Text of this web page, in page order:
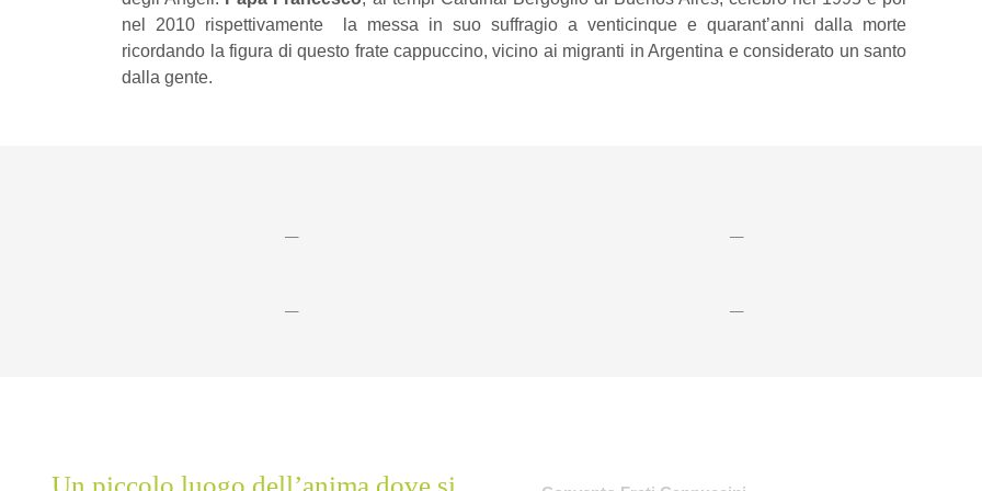
nel 2010 rispettivamente la messa in suo suffragio a venticinque e quarant’anni dalla morte
ricordando la figura di questo frate cappuccino, vicino ai migranti in Argentina e considerato un santo
dalla gente.
— —
— —
Un piccolo luogo dell’anima dove si